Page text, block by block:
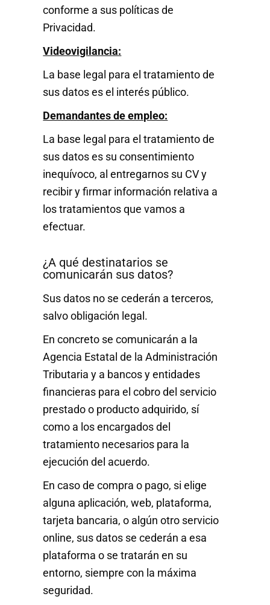
conforme a sus políticas de
Privacidad.
Videovigilancia:
La base legal para el tratamiento de
sus datos es el interés público.
Demandantes de empleo:
La base legal para el tratamiento de
sus datos es su consentimiento
inequívoco, al entregarnos su CV y
recibir y firmar información relativa a
los tratamientos que vamos a
efectuar.
¿A qué destinatarios se
comunicarán sus datos?
Sus datos no se cederán a terceros,
salvo obligación legal.
En concreto se comunicarán a la
Agencia Estatal de la Administración
Tributaria y a bancos y entidades
financieras para el cobro del servicio
prestado o producto adquirido, sí
como a los encargados del
tratamiento necesarios para la
ejecución del acuerdo.
En caso de compra o pago, si elige
alguna aplicación, web, plataforma,
tarjeta bancaria, o algún otro servicio
online, sus datos se cederán a esa
plataforma o se tratarán en su
entorno, siempre con la máxima
seguridad.